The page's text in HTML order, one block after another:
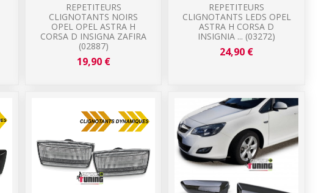
REPETITEURS
CLIGNOTANTS NOIRS
OPEL OPEL ASTRA H
CORSA D INSIGNA ZAFIRA
(02887)
19,90 €
REPETITEURS
CLIGNOTANTS LEDS OPEL
ASTRA H CORSA D
INSIGNIA ... (03272)
24,90 €